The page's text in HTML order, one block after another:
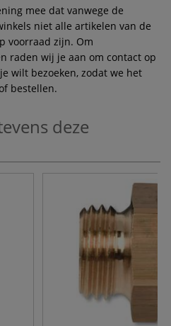
mee dat vanwege de
niet alle artikelen van de
voorraad zijn. Om
raden wij je aan om contact op
wilt bezoeken, zodat we het
bestellen.
deze